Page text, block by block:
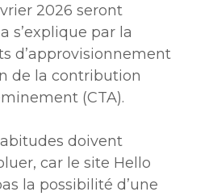
2026 seront
s’explique par la
d’approvisionnement
de la contribution
(CTA).
doivent
car le site Hello
la possibilité d’une